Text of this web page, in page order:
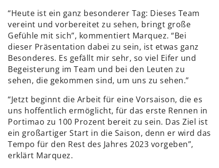
“Heute ist ein ganz besonderer Tag: Dieses Team
vereint und vorbereitet zu sehen, bringt große
Gefühle mit sich”, kommentiert Marquez. “Bei
dieser Präsentation dabei zu sein, ist etwas ganz
Besonderes. Es gefällt mir sehr, so viel Eifer und
Begeisterung im Team und bei den Leuten zu
sehen, die gekommen sind, um uns zu sehen.”
“Jetzt beginnt die Arbeit für eine Vorsaison, die es
uns hoffentlich ermöglicht, für das erste Rennen in
Portimao zu 100 Prozent bereit zu sein. Das Ziel ist
ein großartiger Start in die Saison, denn er wird das
Tempo für den Rest des Jahres 2023 vorgeben”,
erklärt Marquez.